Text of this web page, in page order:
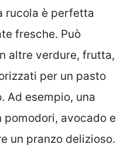
rucola è perfetta
fresche. Può
altre verdure, frutta,
per un pasto
Ad esempio, una
avocado e
un pranzo delizioso.